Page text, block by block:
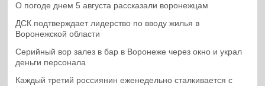
О погоде днем 5 августа рассказали воронежцам
ДСК подтверждает лидерство по вводу жилья в
Воронежской области
Серийный вор залез в бар в Воронеже через окно и украл
деньги персонала
Каждый третий россиянин еженедельно сталкивается с